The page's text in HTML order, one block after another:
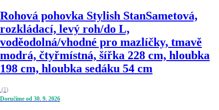
Rohová pohovka Stylish StanSametová,
rozkládací, levý roh/do L,
voděodolná/vhodné pro mazlíčky, tmavě
modrá, čtyřmístná, šířka 228 cm, hloubka
198 cm, hloubka sedáku 54 cm
(1)
Doručíme od 30. 9. 2026